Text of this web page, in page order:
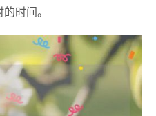
时间。